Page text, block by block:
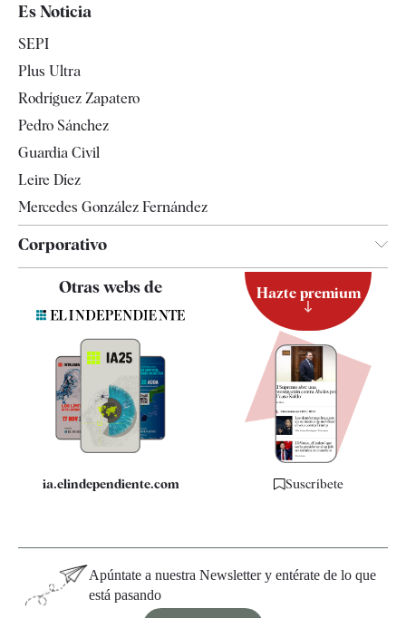
Televisión
Es Noticia
SEPI
Plus Ultra
Rodríguez Zapatero
Pedro Sánchez
Guardia Civil
Leire Díez
Mercedes González Fernández
Corporativo
Quiénes somos
Especificaciones
Otras webs de
ia.elindependiente.com
Hazte premium
Suscríbete
Apúntate a nuestra Newsletter y entérate de lo que
está pasando